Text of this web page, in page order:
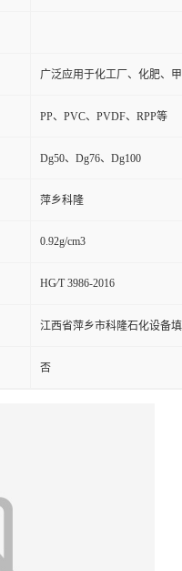
广泛应用于化工厂、化肥、
PP、PVC、PVDF、RPP等
Dg50、Dg76、Dg100
萍乡科隆
0.92g/cm3
HG∕T 3986-2016
江西省萍乡市科隆石化设备
否